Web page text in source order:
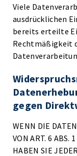
Viele
ausdrücklichen
bereits erteilte
Rechtmäßigkeit
gegen
WENN DIE
VON ART. 6 ABS.
HABEN SIE